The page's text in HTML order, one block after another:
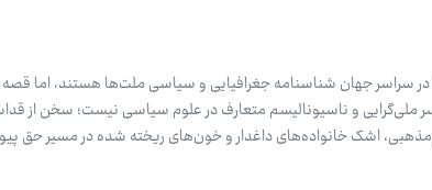
در سراسر جهان شناسنامه جغرافیایی و سیاسی ملت‌ها هستند، اما قصه
ملی‌گرایی و ناسیونالیسم متعارف در علوم سیاسی نیست؛ سخن از
اشک خانواده‌های داغدار و خون‌های ریخته شده در مسیر حق